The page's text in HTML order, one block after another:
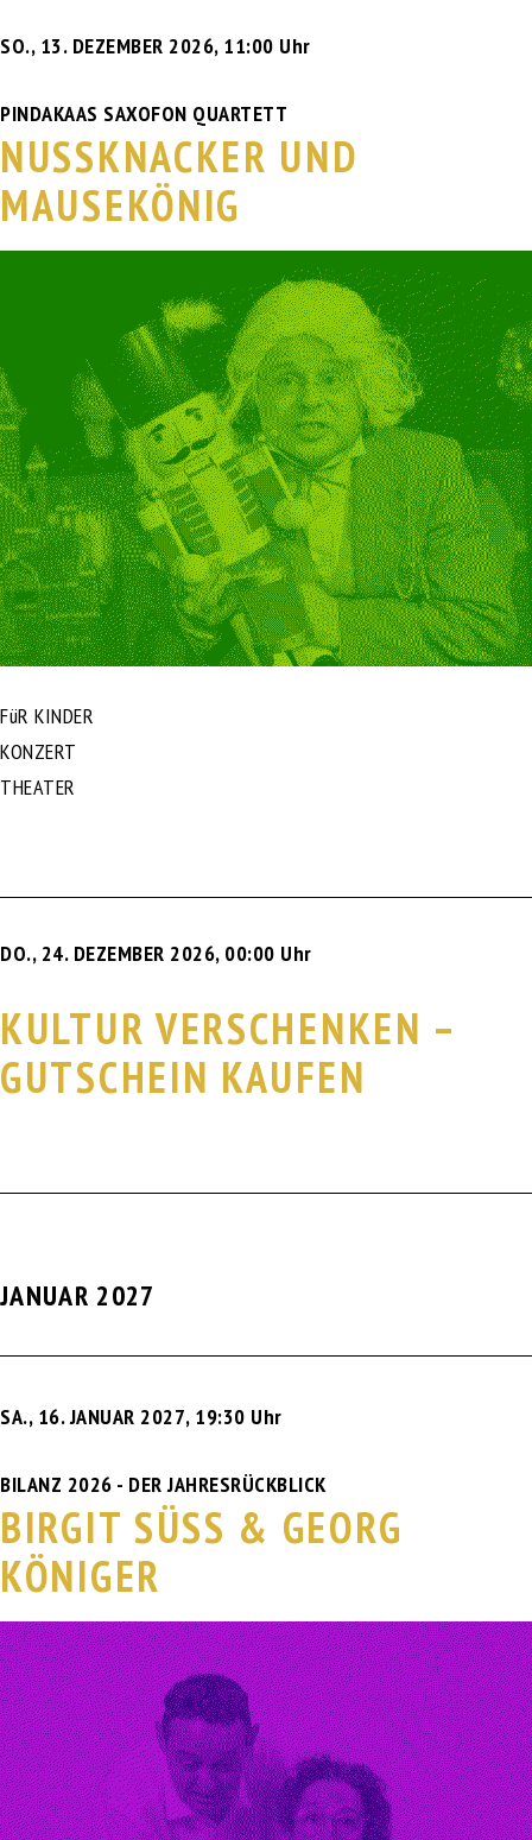
SO., 13. DEZEMBER 2026, 11:00 Uhr
PINDAKAAS SAXOFON QUARTETT
NUSSKNACKER UND
MAUSEKÖNIG
FüR KINDER
KONZERT
THEATER
DO., 24. DEZEMBER 2026, 00:00 Uhr
KULTUR VERSCHENKEN –
GUTSCHEIN KAUFEN
JANUAR 2027
SA., 16. JANUAR 2027, 19:30 Uhr
BILANZ 2026 - DER JAHRESRÜCKBLICK
BIRGIT SÜSS & GEORG K
ÖNIGER